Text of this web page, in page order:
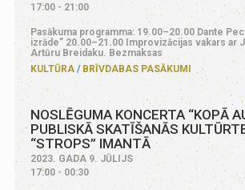
17:00 - 21:00
Pasākuma programma: 19.00–20.00 Dante
izrāde” 20.00–21.00 Improvizācijas vakars ar
Artūru Breidaku. Bezmaksas
KULTŪRA
BRĪVDABAS PASĀKUMI
NOSLĒGUMA KONCERTA “KOPĀ
PUBLISKĀ SKATĪŠANĀS
“STROPS” IMANTĀ
2023. GADA 9. JŪLIJS
17:00 - 00:30